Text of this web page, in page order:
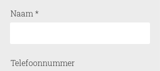
Naam
Telefoonnummer